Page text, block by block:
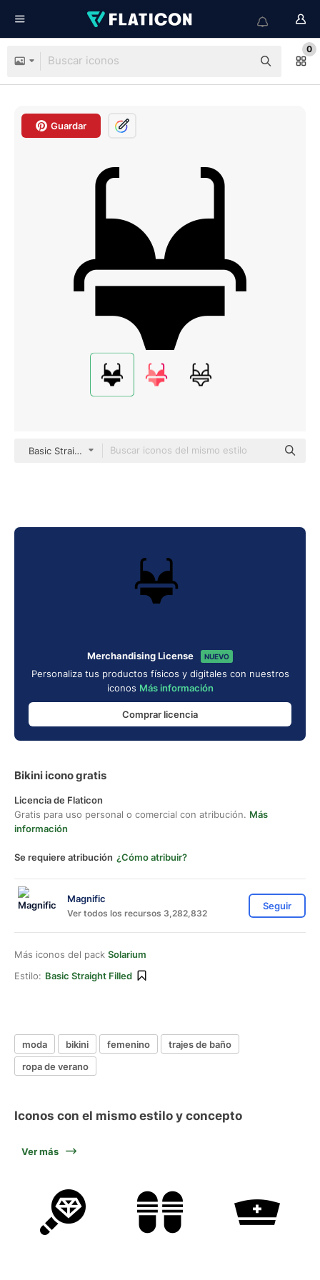
0
Guardar
Basic Straight Filled
Merchandising License NUEVO
Personaliza tus productos físicos y digitales con nuestros
iconos Más información
Comprar licencia
Bikini icono gratis
Licencia de Flaticon
Gratis para uso personal o comercial con atribución. Más
información
Se requiere atribución ¿Cómo atribuir?
Magnific
Ver todos los recursos 3,282,832
Seguir
Más iconos del pack Solarium
Estilo: Basic Straight Filled
moda bikini femenino
trajes de baño
ropa de verano
Iconos con el mismo estilo y concepto
Ver más